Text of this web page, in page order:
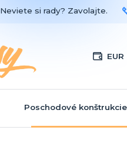
EUR
Neviete si rady? Zavolajte.
Poschodové konštrukcie